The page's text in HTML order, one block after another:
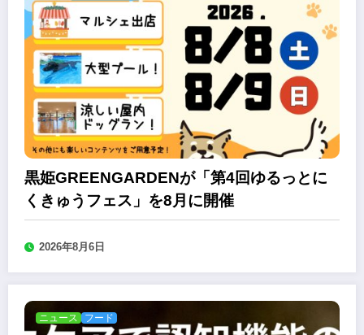
黒姫GREENGARDENが「第4回ゆるっとに
くきゅうフェス」を8月に開催
2026年8月6日
ニュース フード